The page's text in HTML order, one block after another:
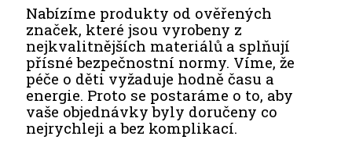
Nabízíme produkty od ověřených
značek, které jsou vyrobeny z
nejkvalitnějších materiálů a splňují
přísné bezpečnostní normy. Víme, že
péče o děti vyžaduje hodně času a
energie. Proto se postaráme o to, aby
vaše objednávky byly doručeny co
nejrychleji a bez komplikací.